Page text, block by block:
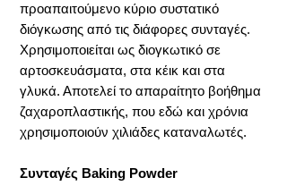
προαπαιτούμενο κύριο συστατικό
διόγκωσης από τις διάφορες συνταγές.
Χρησιμοποιείται ως διογκωτικό σε
αρτοσκευάσματα, στα κέικ και στα
γλυκά. Αποτελεί το απαραίτητο βοήθημα
ζαχαροπλαστικής, που εδώ και χρόνια
χρησιμοποιούν χιλιάδες καταναλωτές.
Συνταγές Baking Powder